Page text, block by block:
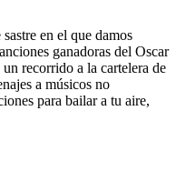
en el que damos
ganadoras del Oscar
recorrido a la cartelera de
a músicos no
para bailar a tu aire,